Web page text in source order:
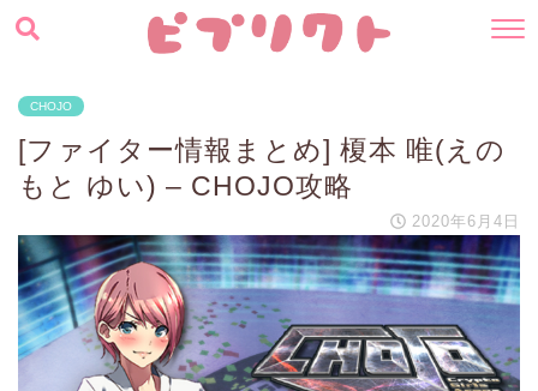
CHOJO
[ファイター情報まとめ] 榎本 唯(えの
もと ゆい) – CHOJO攻略
2020年6月4日